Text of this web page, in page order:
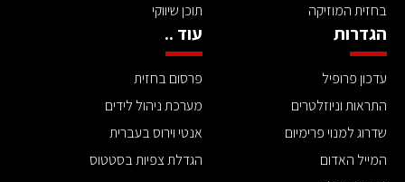
בחזית המוזיקה
תוכן שיווקי
הגדרות
עדכון פרופיל
התראות וניוזלטרים
שדרוג למנוי פרימיום
המייל האדום
עוד ..
פרסום בחזית
מערכת ניהול לידים
אנטי וירוס בעברית
הגדלת צפיות בסטטוס